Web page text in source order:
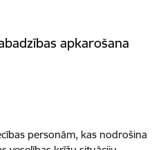
apkarošana
personām, kas nodrošina